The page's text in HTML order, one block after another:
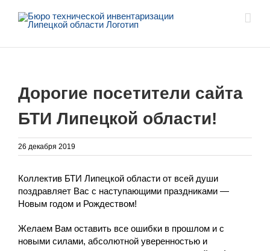
content
Дорогие посетители сайта
БТИ Липецкой области!
26 декабря 2019
Коллектив БТИ Липецкой области от всей души
поздравляет Вас с наступающими праздниками —
Новым годом и Рождеством!
Желаем Вам оставить все ошибки в прошлом и с
новыми силами, абсолютной уверенностью и